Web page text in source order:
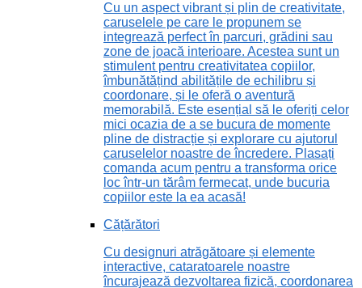
Cu un aspect vibrant și plin de creativitate,
caruselele pe care le propunem se
integrează perfect în parcuri, grădini sau
zone de joacă interioare. Acestea sunt un
stimulent pentru creativitatea copiilor,
îmbunătățind abilitățile de echilibru și
coordonare, și le oferă o aventură
memorabilă. Este esențial să le oferiți celor
mici ocazia de a se bucura de momente
pline de distracție și explorare cu ajutorul
caruselelor noastre de încredere. Plasați
comanda acum pentru a transforma orice
loc într-un tărâm fermecat, unde bucuria
copiilor este la ea acasă!
Cățărători
Cu designuri atrăgătoare și elemente
interactive, cataratoarele noastre
încurajează dezvoltarea fizică, coordonarea